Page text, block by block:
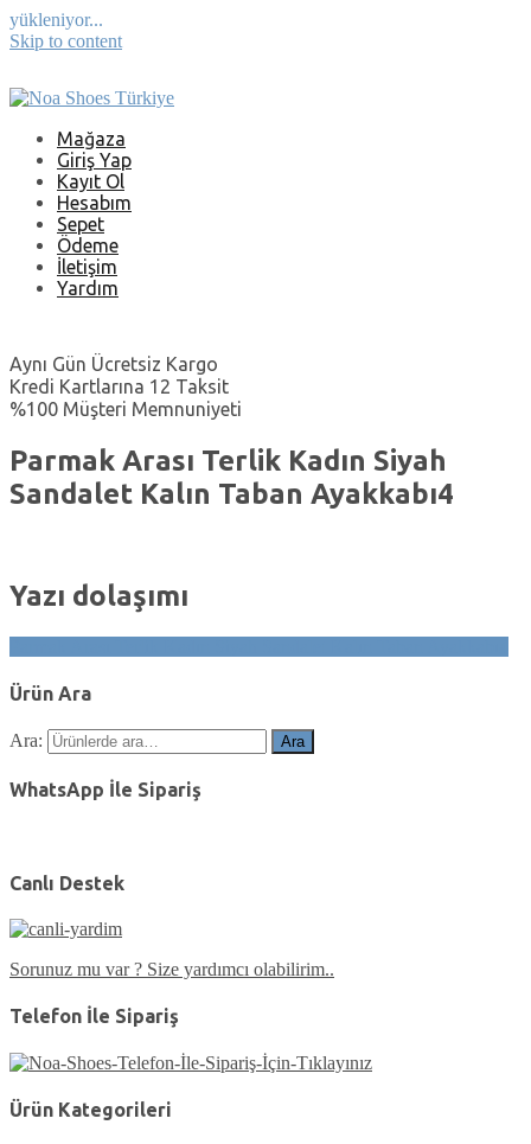
yükleniyor...
Skip to content
Mağaza
Giriş Yap
Kayıt Ol
Hesabım
Sepet
Ödeme
İletişim
Yardım
Aynı Gün Ücretsiz Kargo
Kredi Kartlarına 12 Taksit
%100 Müşteri Memnuniyeti
Parmak Arası Terlik Kadın Siyah
Sandalet Kalın Taban Ayakkabı4
Yazı dolaşımı
Ürün Ara
Ara: Ara
WhatsApp İle Sipariş
Canlı Destek
Sorunuz mu var ? Size yardımcı olabilirim..
Telefon İle Sipariş
Ürün Kategorileri